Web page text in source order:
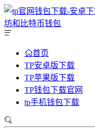
首页
TP安卓版下载
TP苹果版下载
TP钱包下载官网
tp手机钱包下载